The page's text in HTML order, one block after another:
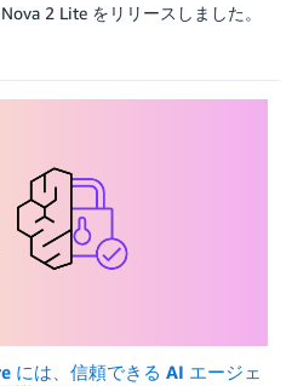
2 Lite をリリースしました。
には、信頼できる AI エージェ